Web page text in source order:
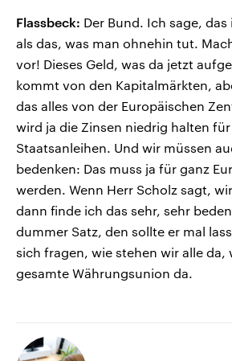
Flassbeck: Der Bund. Ich sage,
als das, was man ohnehin tut.
vor! Dieses Geld, was da jetzt
kommt von den Kapitalmärkten,
das alles von der Europäischen
wird ja die Zinsen niedrig halten
Staatsanleihen. Und wir müssen
bedenken: Das muss ja für ganz
werden. Wenn Herr Scholz sagt,
dann finde ich das sehr, sehr
dummer Satz, den sollte er mal
sich fragen, wie stehen wir alle da,
gesamte Währungsunion da.